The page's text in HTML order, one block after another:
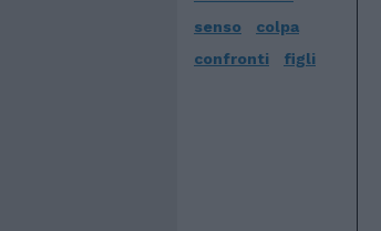
senso
colpa
confronti
figli